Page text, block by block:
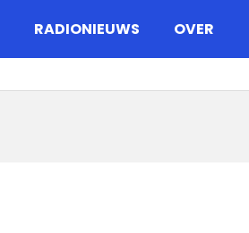
RADIONIEUWS OVER